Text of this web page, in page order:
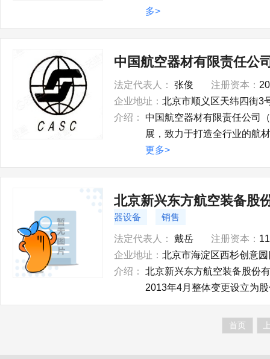
多>
中国航空器材有限责任公
法定代表人： 张俊 注册资本：
企业地址： 北京市顺义区天纬四街3
介绍： 中国航空器材有限责任公司
展，致力于打造全行业的航
更多>
北京新兴东方航空装备股
器设备 销售
法定代表人： 戴岳 注册资本：
企业地址： 北京市海淀区西杉创意
介绍： 北京新兴东方航空装备股份
2013年4月整体变更设立为
首页